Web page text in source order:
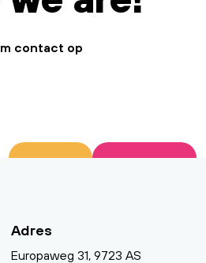
contact op
Adres
Europaweg 31, 9723 AS